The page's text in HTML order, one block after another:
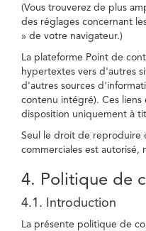
(Vous trouverez de plus
des réglages concernant
» de votre navigateur.)
La plateforme Point de
hypertextes vers d'autres
d'autres sources
contenu intégré). Ces liens
disposition uniquement à
Seul le droit de reproduire
commerciales est autorisé,
4. Politique de
4.1. Introduction
La présente politique de